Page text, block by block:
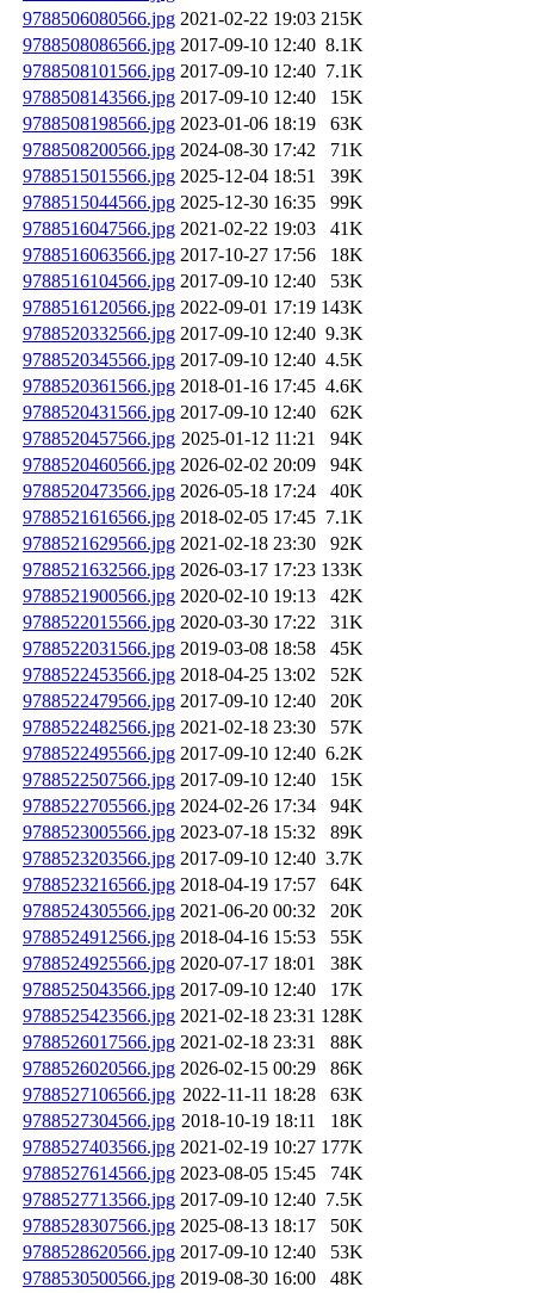
9788506080566.jpg 2021-02-22 19:03 215K
9788508086566.jpg 2017-09-10 12:40 8.1K
9788508101566.jpg 2017-09-10 12:40 7.1K
9788508143566.jpg 2017-09-10 12:40
15K
9788508198566.jpg 2023-01-06 18:19
63K
9788508200566.jpg 2024-08-30 17:42
71K
9788515015566.jpg 2025-12-04 18:51
39K
9788515044566.jpg 2025-12-30 16:35
99K
9788516047566.jpg 2021-02-22 19:03
41K
9788516063566.jpg 2017-10-27 17:56
18K
9788516104566.jpg 2017-09-10 12:40
53K
9788516120566.jpg 2022-09-01 17:19 143K
9788520332566.jpg 2017-09-10 12:40 9.3K
9788520345566.jpg 2017-09-10 12:40 4.5K
9788520361566.jpg 2018-01-16 17:45 4.6K
9788520431566.jpg 2017-09-10 12:40
62K
9788520457566.jpg 2025-01-12 11:21
94K
9788520460566.jpg 2026-02-02 20:09
94K
9788520473566.jpg 2026-05-18 17:24
40K
9788521616566.jpg 2018-02-05 17:45 7.1K
9788521629566.jpg 2021-02-18 23:30
92K
9788521632566.jpg 2026-03-17 17:23 133K
9788521900566.jpg 2020-02-10 19:13
42K
9788522015566.jpg 2020-03-30 17:22
31K
9788522031566.jpg 2019-03-08 18:58
45K
9788522453566.jpg 2018-04-25 13:02
52K
9788522479566.jpg 2017-09-10 12:40
20K
9788522482566.jpg 2021-02-18 23:30
57K
9788522495566.jpg 2017-09-10 12:40 6.2K
9788522507566.jpg 2017-09-10 12:40
15K
9788522705566.jpg 2024-02-26 17:34
94K
9788523005566.jpg 2023-07-18 15:32
89K
9788523203566.jpg 2017-09-10 12:40 3.7K
9788523216566.jpg 2018-04-19 17:57
64K
9788524305566.jpg 2021-06-20 00:32
20K
9788524912566.jpg 2018-04-16 15:53
55K
9788524925566.jpg 2020-07-17 18:01
38K
9788525043566.jpg 2017-09-10 12:40
17K
9788525423566.jpg 2021-02-18 23:31 128K
9788526017566.jpg 2021-02-18 23:31
88K
9788526020566.jpg 2026-02-15 00:29
86K
9788527106566.jpg 2022-11-11 18:28
63K
9788527304566.jpg 2018-10-19 18:11
18K
9788527403566.jpg 2021-02-19 10:27 177K
9788527614566.jpg 2023-08-05 15:45
74K
9788527713566.jpg 2017-09-10 12:40 7.5K
9788528307566.jpg 2025-08-13 18:17
50K
9788528620566.jpg 2017-09-10 12:40
53K
9788530500566.jpg 2019-08-30 16:00
48K